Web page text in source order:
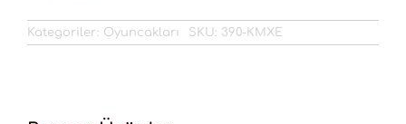
Kategoriler: Oyuncakları SKU: 390-KMXE